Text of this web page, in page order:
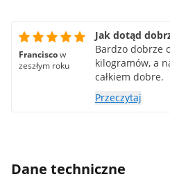
Franciscow
zeszłym roku
Jak dotąd
Bardzo dobrze
kilogramów, a
całkiem dobre.
Przeczytaj
Dane techniczne